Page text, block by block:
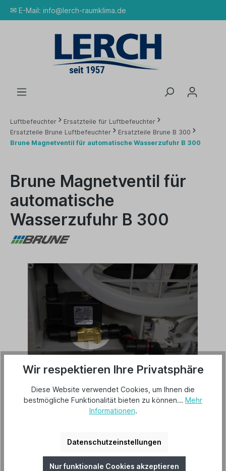
✉ E-Mail: info@lerch-raumklima.de
Luftbefeuchter
Ersatzteile für Luftbefeuchter
Ersatzteile Brune Luftbefeuchter
Ersatzteile Brune B 300
Brune Magnetventil für automatische Wasserzufuhr B 300
Brune Magnetventil für
automatische
Wasserzufuhr B 300
51,82 €*
Preise inkl. MwSt. zzgl. Versandkosten
Wir respektieren Ihre Privatsphäre
Diese Website verwendet Cookies, um Ihnen die
bestmögliche Funktionalität bieten zu können... Mehr
Informationen.
Datenschutzeinstellungen
Nur funktionale Cookies akzeptieren